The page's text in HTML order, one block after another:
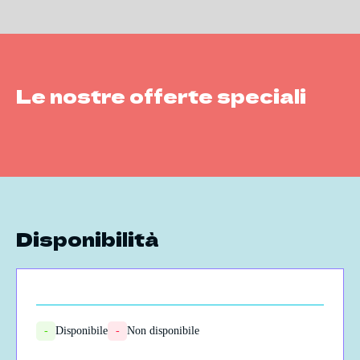
Le nostre offerte speciali
Disponibilità
- Disponibile - Non disponibile